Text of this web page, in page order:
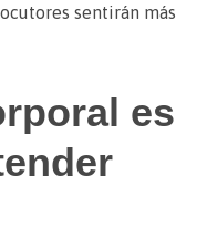
sentirán más
es